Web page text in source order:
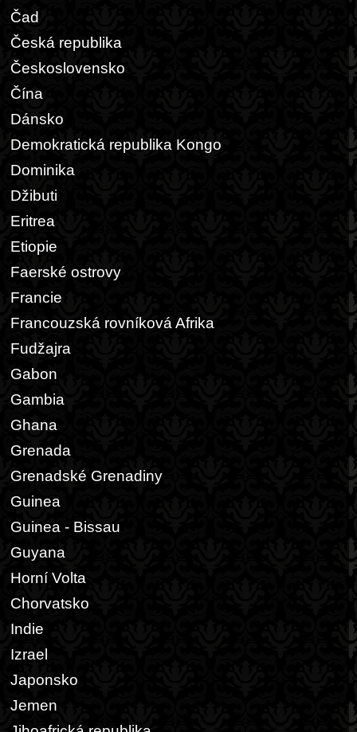
Čad
Česká republika
Československo
Čína
Dánsko
Demokratická republika Kongo
Dominika
Džibuti
Eritrea
Etiopie
Faerské ostrovy
Francie
Francouzská rovníková Afrika
Fudžajra
Gabon
Gambia
Ghana
Grenada
Grenadské Grenadiny
Guinea
Guinea - Bissau
Guyana
Horní Volta
Chorvatsko
Indie
Izrael
Japonsko
Jemen